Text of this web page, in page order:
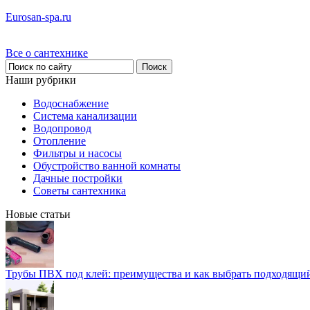
Eurosan-spa.ru
Все о сантехнике
Наши рубрики
Водоснабжение
Система канализации
Водопровод
Отопление
Фильтры и насосы
Обустройство ванной комнаты
Дачные постройки
Советы сантехника
Новые статьи
Трубы ПВХ под клей: преимущества и как выбрать